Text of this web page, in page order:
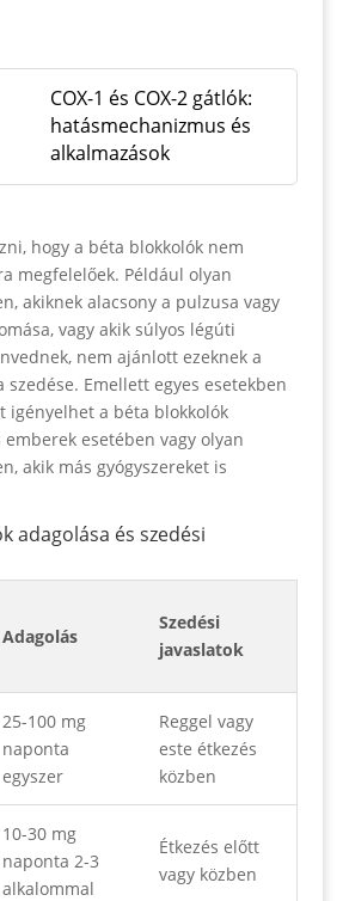
COX-1 és COX-2 gátlók:
hatásmechanizmus és
alkalmazások
hogy a béta blokkolók nem
megfelelőek. Például olyan
akiknek alacsony a pulzusa vagy
vagy akik súlyos légúti
nem ajánlott ezeknek a
szedése. Emellett egyes esetekben
igényelhet a béta blokkolók
esetében vagy olyan
akik más gyógyszereket is
adagolása és szedési
Adagolás
Szedési
javaslatok
25-100 mg
naponta
egyszer
Reggel vagy
este étkezés
közben
10-30 mg
naponta 2-3
alkalommal
Étkezés előtt
vagy közben